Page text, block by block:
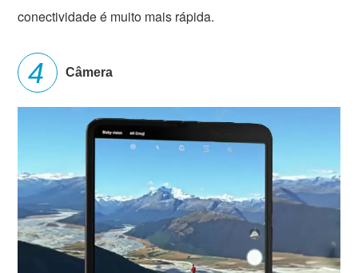
conectividade é muito mais rápida.
Câmera